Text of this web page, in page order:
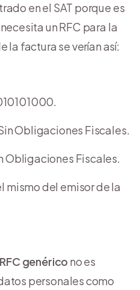
en el SAT porque es
un RFC para la
la factura se verían así:
Obligaciones Fiscales.
Obligaciones Fiscales.
mismo del emisor de la
RFC genérico no es
personales como